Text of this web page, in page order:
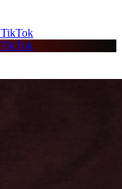
TikTok
TikTok